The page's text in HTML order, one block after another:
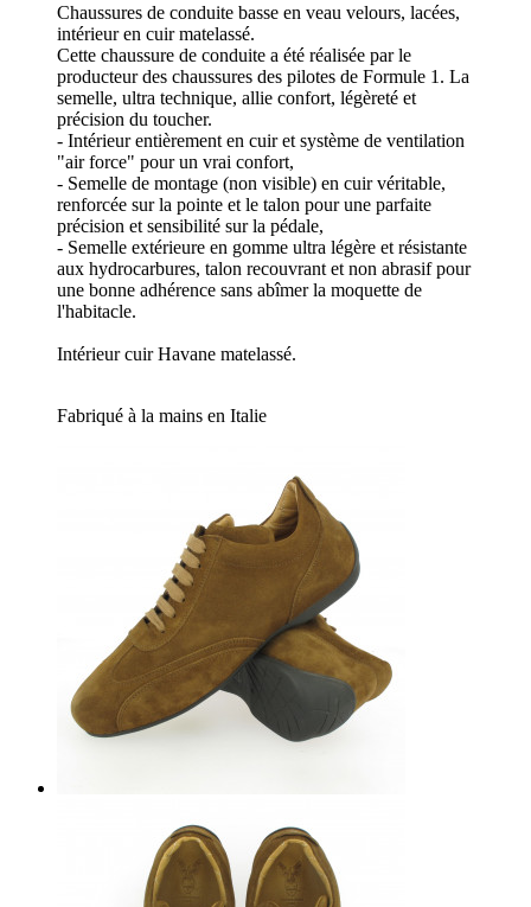
Chaussures de conduite basse en veau velours, lacées,
intérieur en cuir matelassé.
Cette chaussure de conduite a été réalisée par le
producteur des chaussures des pilotes de Formule 1. La
semelle, ultra technique, allie confort, légèreté et
précision du toucher.
- Intérieur entièrement en cuir et système de ventilation
"air force" pour un vrai confort,
- Semelle de montage (non visible) en cuir véritable,
renforcée sur la pointe et le talon pour une parfaite
précision et sensibilité sur la pédale,
- Semelle extérieure en gomme ultra légère et résistante
aux hydrocarbures, talon recouvrant et non abrasif pour
une bonne adhérence sans abîmer la moquette de
l'habitacle.
Intérieur cuir Havane matelassé.
Fabriqué à la mains en Italie